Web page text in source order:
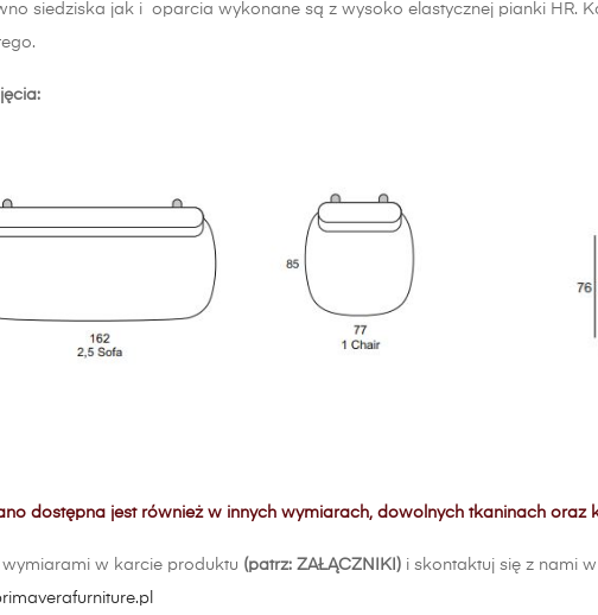
siedziska jak i oparcia wykonane są z wysoko elastycznej pianki HR.
dostępna jest również w innych wymiarach, dowolnych tkaninach oraz
w karcie produktu (patrz: ZAŁĄCZNIKI) i skontaktuj się z nami